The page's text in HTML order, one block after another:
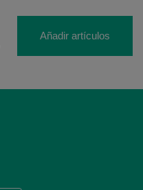
Añadir artículos